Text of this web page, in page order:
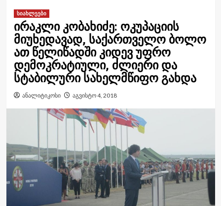
სიახლეები
ირაკლი კობახიძე: ოკუპაციის
მიუხედავად, საქართველო ბოლო
ათ წელიწადში კიდევ უფრო
დემოკრატიული, ძლიერი და
სტაბილური სახელმწიფო გახდა
ანალიტიკოსი აგვისტო 4, 2018